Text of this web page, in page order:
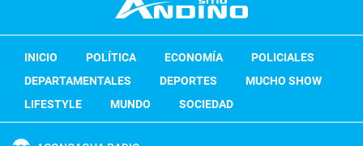
INICIO POLÍTICA ECONOMÍA
POLICIALES
DEPARTAMENTALES
DEPORTES
MUCHO SHOW
LIFESTYLE
MUNDO SOCIEDAD